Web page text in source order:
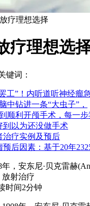
疗理想选择
疗理想选
键词：
工”！内听道听神经瘤急
中钻进一条“大虫子”，
顺利开颅手术，每一步
到以为还没做手术
治疗实例及预后
后因素：基于20年
，安东尼·贝克雷赫
射治疗
时间2分钟